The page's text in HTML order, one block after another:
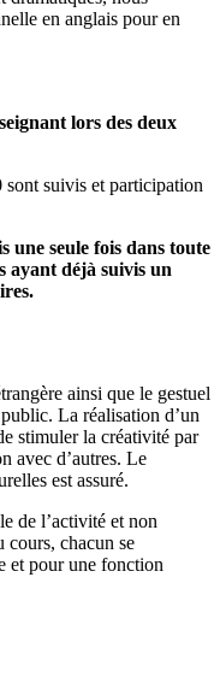
en anglais pour en
lors des deux
suivis et participation
une seule fois dans toute
ayant déjà suivis un
ainsi que le gestuel
La réalisation d’un
stimuler la créativité par
avec d’autres. Le
est assuré.
de l’activité et non
cours, chacun se
et pour une fonction